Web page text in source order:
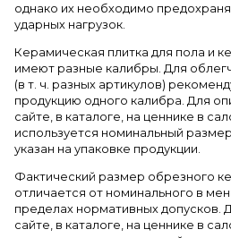
однако их необходимо
ударных нагрузок.
Керамическая плитка для пола и
имеют разные калибры. Для
(в т. ч. разных артикулов)
продукцию одного калибра. Для
сайте, в каталоге, на ценнике в
используется номинальный
указан на упаковке продукции.
Фактический размер обрезного
отличается от номинального в
пределах нормативных допусков.
сайте, в каталоге, на ценнике в